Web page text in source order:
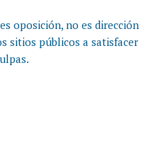
oposición, no es dirección
sitios públicos a satisfacer